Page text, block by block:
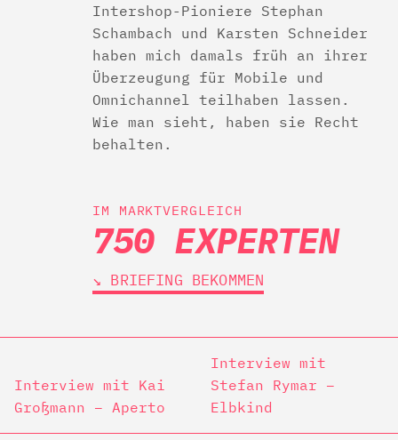
Intershop-Pioniere Stephan
Schambach und Karsten Schneider
haben mich damals früh an ihrer
Überzeugung für Mobile und
Omnichannel teilhaben lassen.
Wie man sieht, haben sie Recht
behalten.
IM MARKTVERGLEICH
750 EXPERTEN
↘︎ BRIEFING BEKOMMEN
Interview mit Kai
Großmann – Aperto
Interview mit
Stefan Rymar –
Elbkind